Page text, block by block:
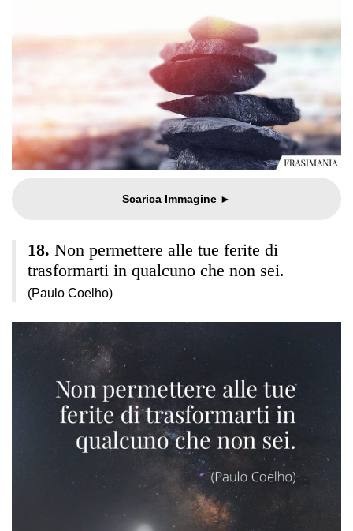
Non permettere alle tue ferite di
trasformarti in qualcuno che non sei.
(Paulo Coelho)